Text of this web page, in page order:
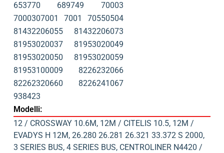
653770
689749
70003
7000307001
7001
70550504
81432206055
81432206073
81953020037
81953020049
81953020050
81953020059
81953100009
8226232066
82262320660
8226241067
938423
Modelli:
12 / CROSSWAY 10.6M, 12M / CITELIS 10.5, 12M /
EVADYS H 12M, 26.280 26.281 26.321 33.372 S 2000,
3 SERIES BUS, 4 SERIES BUS, CENTROLINER N4420 /